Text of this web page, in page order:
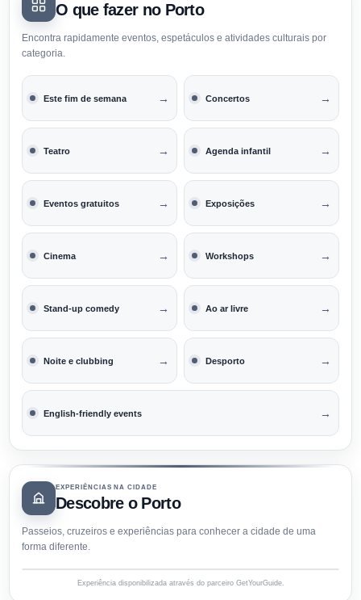
O que fazer no Porto
Encontra rapidamente eventos, espetáculos e atividades culturais por
categoria.
Este fim de semana → Concertos →
Teatro → Agenda infantil →
Eventos gratuitos → Exposições →
Cinema → Workshops →
Stand-up comedy → Ao ar livre →
Noite e clubbing → Desporto →
English-friendly events →
EXPERIÊNCIAS NA CIDADE
Descobre o Porto
Passeios, cruzeiros e experiências para conhecer a cidade de uma
forma diferente.
Experiência disponibilizada através do parceiro GetYourGuide.